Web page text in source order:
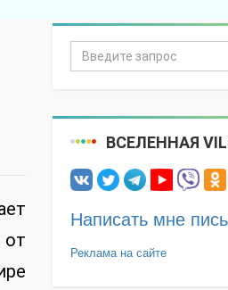
ВСЕЛЕННАЯ
Написать мне
Реклама на сайте